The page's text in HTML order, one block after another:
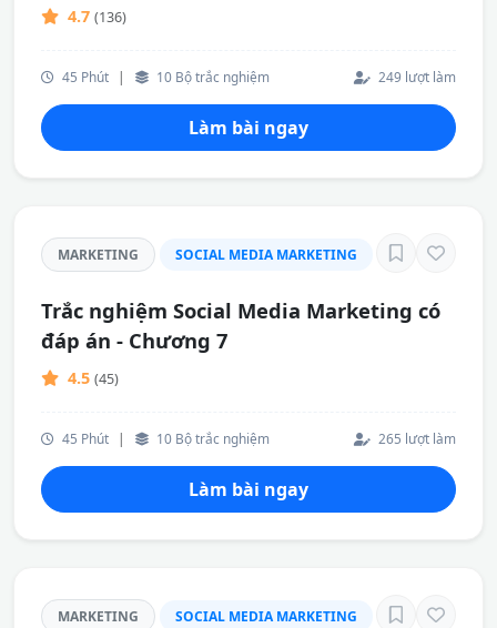
4.7 (136)
45 Phút | 10 Bộ trắc nghiệm 249 lượt làm
Làm bài ngay
MARKETING SOCIAL MEDIA MARKETING
Trắc nghiệm Social Media Marketing có
đáp án - Chương 7
4.5 (45)
45 Phút | 10 Bộ trắc nghiệm 265 lượt làm
Làm bài ngay
MARKETING SOCIAL MEDIA MARKETING